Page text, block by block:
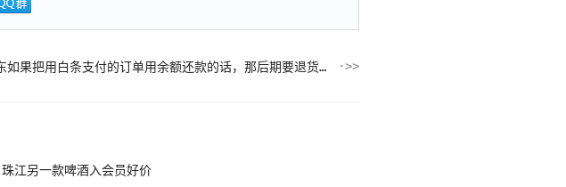
京东如果把用白条支付的订单用余额还款的话，那后期要退货的话，货款是退哪里
珠江另一款啤酒入会员好价